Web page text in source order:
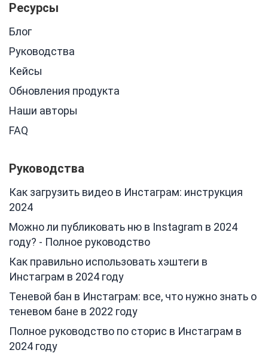
Ресурсы
Блог
Руководства
Кейсы
Обновления продукта
Наши авторы
FAQ
Руководства
Как загрузить видео в Инстаграм: инструкция
2024
Можно ли публиковать ню в Instagram в 2024
году? - Полное руководство
Как правильно использовать хэштеги в
Инстаграм в 2024 году
Теневой бан в Инстаграм: все, что нужно знать о
теневом бане в 2022 году
Полное руководство по сторис в Инстаграм в
2024 году